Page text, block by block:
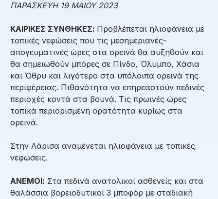
ΠΑΡΑΣΚΕΥΗ 19 ΜΑΙΟΥ 2023
ΚΑΙΡΙΚΕΣ ΣΥΝΘΗΚΕΣ: Προβλέπεται ηλιοφάνεια με
τοπικές νεφώσεις που τις μεσημεριανές-
απογευματινές ώρες στα ορεινά θα αυξηθούν και
θα σημειωθούν μπόρες σε Πίνδο, Όλυμπο, Χάσια
και Όθρυ και λιγότερο στα υπόλοιπα ορεινά της
περιφέρειας. Πιθανότητα να επηρεαστούν πεδινές
περιοχές κοντά στα βουνά. Τις πρωινές ώρες
τοπικά περιορισμένη ορατότητα κυρίως στα
ορεινά.
Στην Λάρισα αναμένεται ηλιοφάνεια με τοπικές
νεφώσεις.
ΑΝΕΜΟΙ: Στα πεδινά ανατολικοί ασθενείς και στα
θαλάσσια βορειοδυτικοί 3 μποφόρ με σταδιακή